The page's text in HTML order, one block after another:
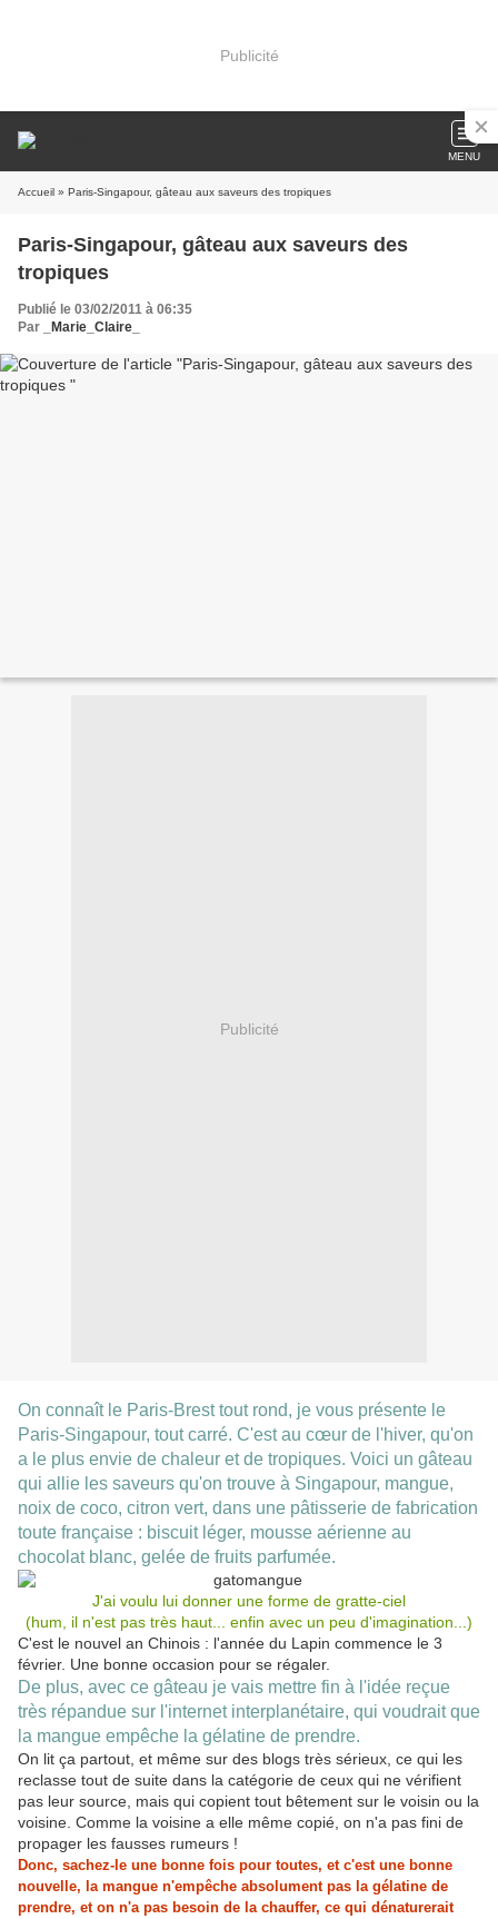
Publicité
MENU
Accueil » Paris-Singapour, gâteau aux saveurs des tropiques
Paris-Singapour, gâteau aux saveurs des
tropiques
Publié le 03/02/2011 à 06:35
Par
_Marie_Claire_
Publicité
On connaît le Paris-Brest tout rond, je vous présente le
Paris-Singapour, tout carré. C'est au cœur de l'hiver, qu'on
a le plus envie de chaleur et de tropiques. Voici un gâteau
qui allie les saveurs qu'on trouve à Singapour, mangue,
noix de coco, citron vert, dans une pâtisserie de fabrication
toute française : biscuit léger, mousse aérienne au
chocolat blanc, gelée de fruits parfumée.
J'ai voulu lui donner une forme de gratte-ciel
(hum, il n'est pas très haut... enfin avec un peu d'imagination...)
C'est le nouvel an Chinois : l'année du Lapin commence le 3
février. Une bonne occasion pour se régaler.
De plus, avec ce gâteau je vais mettre fin à l'idée reçue
très répandue sur l'internet interplanétaire, qui voudrait que
la mangue empêche la gélatine de prendre.
On lit ça partout, et même sur des blogs très sérieux, ce qui les
reclasse tout de suite dans la catégorie de ceux qui ne vérifient
pas leur source, mais qui copient tout bêtement sur le voisin ou la
voisine. Comme la voisine a elle même copié, on n'a pas fini de
propager les fausses rumeurs !
Donc, sachez-le une bonne fois pour toutes, et c'est une bonne
nouvelle, la mangue n'empêche absolument pas la gélatine de
prendre, et on n'a pas besoin de la chauffer, ce qui dénaturerait